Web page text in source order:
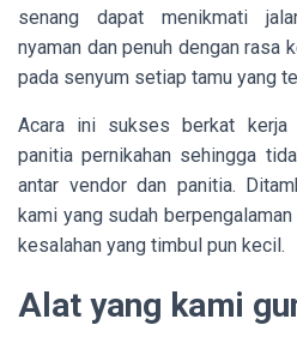
senang dapat menikmati
nyaman dan penuh dengan rasa
pada senyum setiap tamu yang
Acara ini sukses berkat kerja
panitia pernikahan sehingga
antar vendor dan panitia.
kami yang sudah
kesalahan yang timbul pun kecil.
Alat yang kami